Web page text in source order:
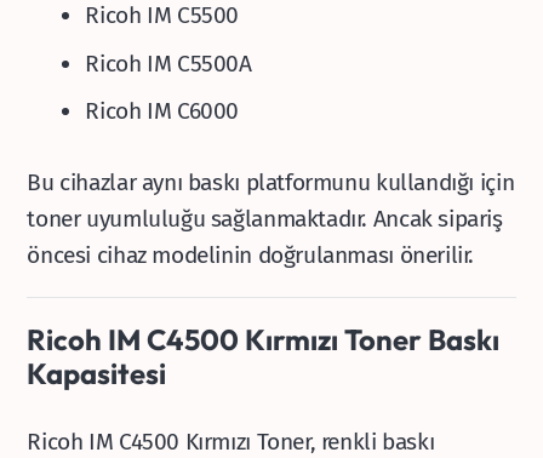
Ricoh IM C5500
Ricoh IM C5500A
Ricoh IM C6000
Bu cihazlar aynı baskı platformunu kullandığı için
toner uyumluluğu sağlanmaktadır. Ancak sipariş
öncesi cihaz modelinin doğrulanması önerilir.
Ricoh IM C4500 Kırmızı Toner Baskı
Kapasitesi
Ricoh IM C4500 Kırmızı Toner, renkli baskı